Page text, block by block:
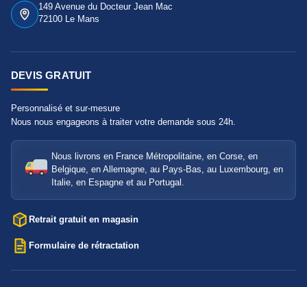
149 Avenue du Docteur Jean Mac
72100 Le Mans
DEVIS GRATUIT
Personnalisé et sur-mesure
Nous nous engageons à traiter votre demande sous 24h.
Nous livrons en France Métropolitaine, en Corse, en
Belgique, en Allemagne, au Pays-Bas, au Luxembourg, en
Italie, en Espagne et au Portugal.
Retrait gratuit en magasin
Formulaire de rétractation